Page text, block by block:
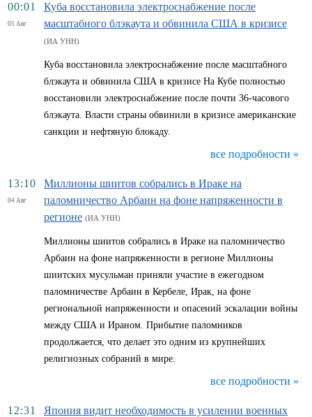
00:01
05 Авг
Куба восстановила электроснабжение после
масштабного блэкаута и обвинила США в кризисе
(ИА УНН)
Куба восстановила электроснабжение после масштабного
блэкаута и обвинила США в кризисе На Кубе полностью
восстановили электроснабжение после почти 36-часового
блэкаута. Власти страны обвинили в кризисе американские
санкции и нефтяную блокаду.
все подробности »
13:10
04 Авг
Миллионы шиитов собрались в Ираке на
паломничество Арбаин на фоне напряженности в
регионе (ИА УНН)
Миллионы шиитов собрались в Ираке на паломничество
Арбаин на фоне напряженности в регионе Миллионы
шиитских мусульман приняли участие в ежегодном
паломничестве Арбаин в Кербеле, Ирак, на фоне
региональной напряженности и опасений эскалации войны
между США и Ираном. Прибытие паломников
продолжается, что делает это одним из крупнейших
религиозных собраний в мире.
все подробности »
12:31
Япония видит необходимость в усилении военных